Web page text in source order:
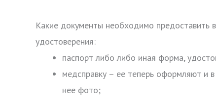
Какие документы необходимо
удостоверения:
паспорт либо либо иная форма,
медсправку – ее теперь оформляют и
нее фото;